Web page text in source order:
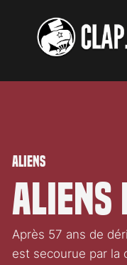
Aliens
Aliens
Après 57 ans de
est secourue par la